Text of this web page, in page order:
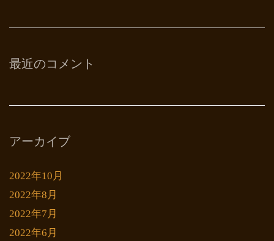
最近のコメント
アーカイブ
2022年10月
2022年8月
2022年7月
2022年6月